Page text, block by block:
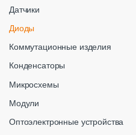
Датчики
Диоды
Коммутационные изделия
Конденсаторы
Микросхемы
Модули
Оптоэлектронные устройства